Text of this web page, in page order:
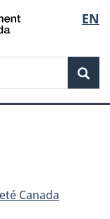
de
la
EN
Canada